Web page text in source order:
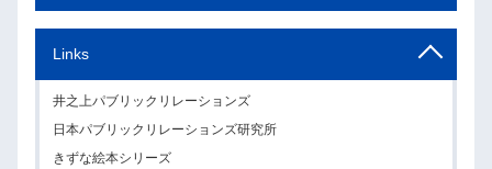
Links
井之上パブリックリレーションズ
日本パブリックリレーションズ研究所
きずな絵本シリーズ